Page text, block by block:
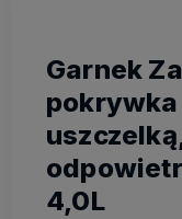
Garnek
4,0L